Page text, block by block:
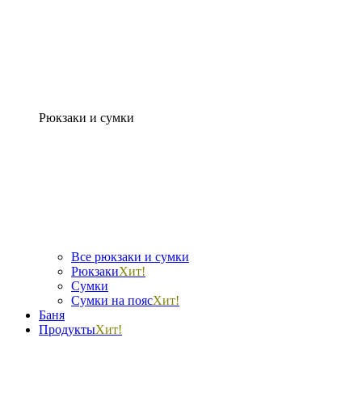
Рюкзаки и сумки
Все рюкзаки и сумки
РюкзакиХит!
Сумки
Сумки на поясХит!
Баня
ПродуктыХит!